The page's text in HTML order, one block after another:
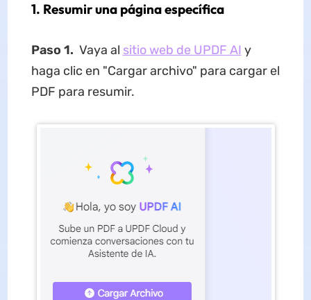
1. Resumir una página específica
Paso 1. Vaya al sitio web de UPDF AI y
haga clic en "Cargar archivo" para cargar el
PDF para resumir.